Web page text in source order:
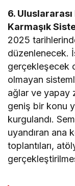
6.
Karmaşık
2025
düzenlenecek.
gerçekleşecek
olmayan
ağlar ve yapay
geniş bir konu
kurgulandı.
uyandıran ana
toplantıları,